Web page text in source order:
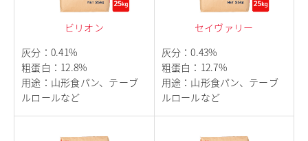
ビリオン
灰分 ： 0.41%
粗蛋白 ： 12.8%
用途 ： 山形食パン、テーブ
ルロールなど
セイヴァリー
灰分 ：0.43%
粗蛋白 ： 12.7%
用途 ： 山形食パン、テーブ
ルロールなど